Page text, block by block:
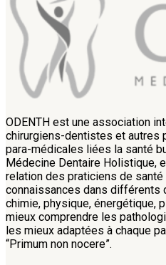
ODENTH est une association
chirurgiens-dentistes et autres
para-médicales liées la santé
Médecine Dentaire Holistique,
relation des praticiens de
connaissances dans différents
chimie, physique, énergétique,
mieux comprendre les
les mieux adaptées à chaque
“Primum non nocere”.